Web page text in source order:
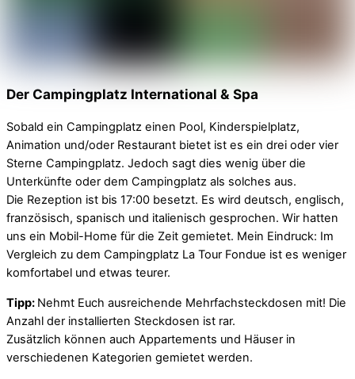
Der Campingplatz International & Spa
Sobald ein Campingplatz einen Pool, Kinderspielplatz,
Animation und/oder Restaurant bietet ist es ein drei oder vier
Sterne Campingplatz. Jedoch sagt dies wenig über die
Unterkünfte oder dem Campingplatz als solches aus.
Die Rezeption ist bis 17:00 besetzt. Es wird deutsch, englisch,
französisch, spanisch und italienisch gesprochen. Wir hatten
uns ein Mobil-Home für die Zeit gemietet. Mein Eindruck: Im
Vergleich zu dem Campingplatz La Tour Fondue ist es weniger
komfortabel und etwas teurer.
Tipp: Nehmt Euch ausreichende Mehrfachsteckdosen mit! Die
Anzahl der installierten Steckdosen ist rar.
Zusätzlich können auch Appartements und Häuser in
verschiedenen Kategorien gemietet werden.